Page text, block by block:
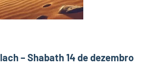
– Shabath 14 de dezembro